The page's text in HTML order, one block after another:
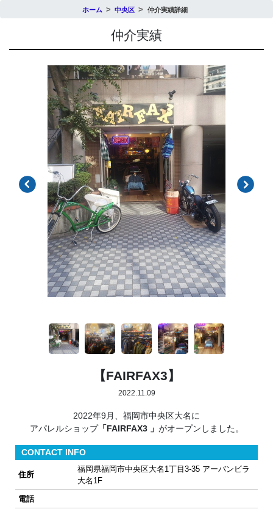
ホーム 中央区 仲介実績詳細
仲介実績
【FAIRFAX3】
2022.11.09
2022年9月、福岡市中央区大名に
アパレルショップ「FAIRFAX3 」 がオープンしました。
CONTACT INFO
住所
福岡県福岡市中央区大名1丁目3-35 アーバンビラ
大名1F
電話